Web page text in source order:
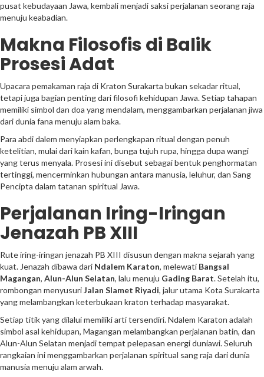
pusat kebudayaan Jawa, kembali menjadi saksi perjalanan seorang raja
menuju keabadian.
Makna Filosofis di Balik
Prosesi Adat
Upacara pemakaman raja di Kraton Surakarta bukan sekadar ritual,
tetapi juga bagian penting dari filosofi kehidupan Jawa. Setiap tahapan
memiliki simbol dan doa yang mendalam, menggambarkan perjalanan jiwa
dari dunia fana menuju alam baka.
Para abdi dalem menyiapkan perlengkapan ritual dengan penuh
ketelitian, mulai dari kain kafan, bunga tujuh rupa, hingga dupa wangi
yang terus menyala. Prosesi ini disebut sebagai bentuk penghormatan
tertinggi, mencerminkan hubungan antara manusia, leluhur, dan Sang
Pencipta dalam tatanan spiritual Jawa.
Perjalanan Iring-Iringan
Jenazah PB XIII
Rute iring-iringan jenazah PB XIII disusun dengan makna sejarah yang
kuat. Jenazah dibawa dari Ndalem Karaton, melewati Bangsal
Magangan, Alun-Alun Selatan, lalu menuju Gading Barat. Setelah itu,
rombongan menyusuriJalan Slamet Riyadi, jalur utama Kota Surakarta
yang melambangkan keterbukaan kraton terhadap masyarakat.
Setiap titik yang dilalui memiliki arti tersendiri. Ndalem Karaton adalah
simbol asal kehidupan, Magangan melambangkan perjalanan batin, dan
Alun-Alun Selatan menjadi tempat pelepasan energi duniawi. Seluruh
rangkaian ini menggambarkan perjalanan spiritual sang raja dari dunia
manusia menuju alam arwah.